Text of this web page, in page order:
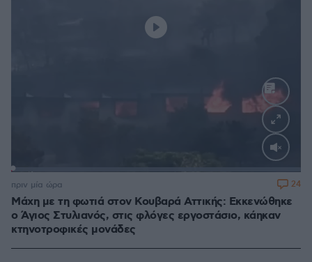
Loaded
Μάχη με τη φωτιά στον Κουβαρά Αττικής: Εκκενώθηκε
ο Άγιος Στυλιανός, στις φλόγες εργοστάσιο, κάηκαν
κτηνοτροφικές μονάδες
πριν μία ώρα 24